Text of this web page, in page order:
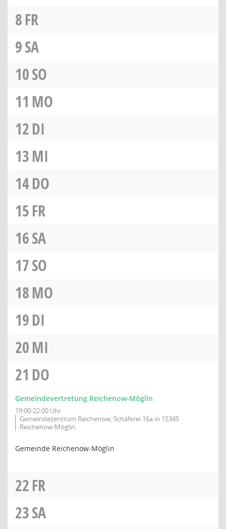
8FR
9SA
10SO
11 MO
12DI
13MI
14DO
15FR
16SA
17SO
18MO
19DI
20MI
21 DO
Gemeindevertretung Reichenow-Möglin
19:00-22:00 Uhr
Gemeindezentrum Reichenow, Schäferei 16a in 15345
Reichenow-Möglin
Gemeinde Reichenow-Möglin
22FR
23SA